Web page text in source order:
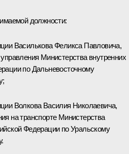
должности:
Василькова Феликса Павловича,
Министерства внутренних
по Дальневосточному
Волкова Василия Николаевича,
на транспорте Министерства
Федерации по Уральскому